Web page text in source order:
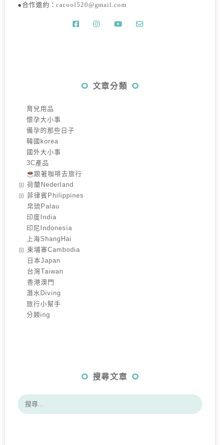
●合作邀約：cacool520@gmail.com
文章分類
育兒用品
懷孕大小事
備孕的那些日子
韓國korea
國外大小事
3C產品
跟著咖啡去旅行
️荷蘭Nederland
️菲律賓Philippines
️帛琉Palau
印度India
印尼Indonesia
上海ShangHai
️柬埔寨Cambodia
️日本Japan
️台灣Taiwan
️香港澳門
潛水Diving
旅行小幫手
分類ing
搜尋文章